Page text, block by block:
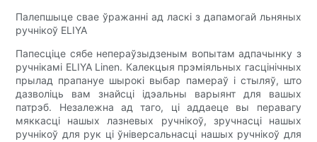
Палепшыце свае ўражанні ад ласкі з дапамогай льняных
ручнікоў ELIYA
Папесціце сябе непераўзыдзеным вопытам адпачынку з
ручнікамі ELIYA Linen. Калекцыя прэміяльных гасцінічных
прылад прапануе шырокі выбар памераў і стыляў, што
дазволіць вам знайсці ідэальны варыянт для вашых
патрэб. Незалежна ад таго, ці аддаеце вы перавагу
мяккасці нашых лазневых ручнікоў, зручнасці нашых
ручнікоў для рук ці ўніверсальнасці нашых ручнікоў для